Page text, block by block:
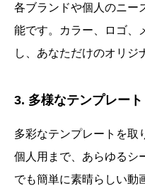
各ブランドや個人のニー
能です。カラー、ロゴ、
し、あなただけのオリジ
3. 多様なテンプレート
多彩なテンプレートを取
個人用まで、あらゆるシ
でも簡単に素晴らしい動